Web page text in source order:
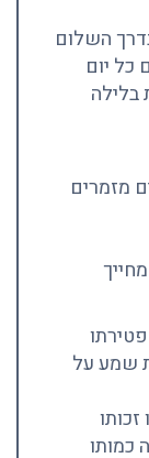
השלום
כל יום
בלילה
מזמרים
פטירתו
שמע על
זכותו
כמותו